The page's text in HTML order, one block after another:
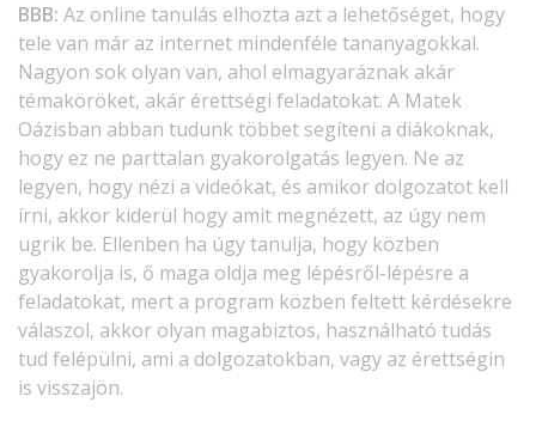
BBB: Az online tanulás elhozta azt a lehetőséget, hogy
tele van már az internet mindenféle tananyagokkal.
Nagyon sok olyan van, ahol elmagyaráznak akár
témaköröket, akár érettségi feladatokat. A Matek
Oázisban abban tudunk többet segíteni a diákoknak,
hogy ez ne parttalan gyakorolgatás legyen. Ne az
legyen, hogy nézi a videókat, és amikor dolgozatot kell
írni, akkor kiderül hogy amit megnézett, az úgy nem
ugrik be. Ellenben ha úgy tanulja, hogy közben
gyakorolja is, ő maga oldja meg lépésről-lépésre a
feladatokat, mert a program közben feltett kérdésekre
válaszol, akkor olyan magabiztos, használható tudás
tud felépülni, ami a dolgozatokban, vagy az érettségin
is visszajön.